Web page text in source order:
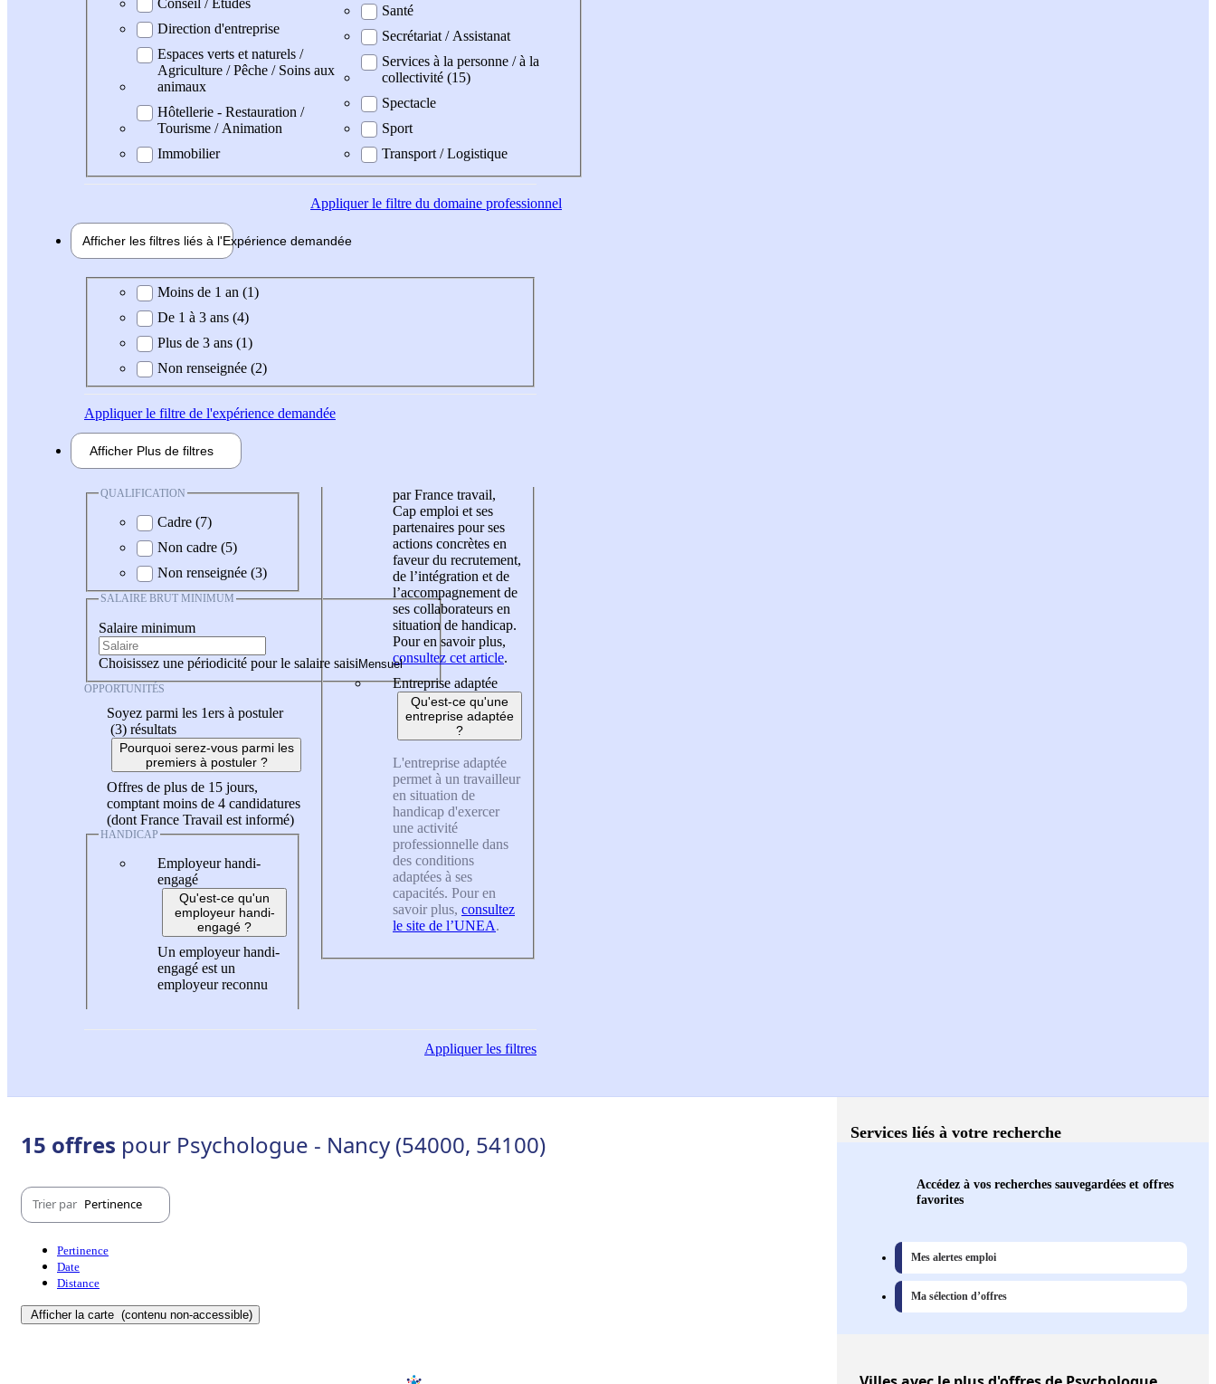
Direction d'entreprise
Espaces verts et naturels /
Agriculture / Pêche / Soins aux
animaux
Hôtellerie - Restauration /
Tourisme / Animation
Immobilier
Santé
Secrétariat / Assistanat
Services à la personne / à la
collectivité (15)
Spectacle
Sport
Transport / Logistique
Appliquerle filtre du domaine professionnel
Afficher les filtres liés à l'Expérience demandée
Expérience demandée
Moins de 1 an (1)
De 1 à 3 ans (4)
Plus de 3 ans (1)
Non renseignée (2)
Appliquerle filtre de l'expérience demandée
Afficher Plus de filtres
QUALIFICATION
Cadre (7)
Non cadre (5)
Non renseignée (3)
SALAIRE BRUT MINIMUM
Salaire minimum
Choisissez une périodicité pour le salaire saisi
OPPORTUNITÉS
Soyez parmi les 1ers à postuler
(3) résultats
Pourquoi serez-vous parmi les
premiers à postuler ?
Offres de plus de 15 jours,
comptant moins de 4 candidatures
(dont France Travail est informé)
HANDICAP
Employeur handi-
engagé
Qu'est-ce qu'un
employeur handi-
engagé ?
Un employeur handi-
engagé est un
employeur reconnu
par France travail,
Cap emploi et ses
partenaires pour ses
actions concrètes en
faveur du recrutement,
de l’intégration et de
l’accompagnement de
ses collaborateurs en
situation de handicap.
Pour en savoir plus,
consultez cet article.
Entreprise adaptée
Qu'est-ce qu'une
entreprise adaptée
?
L'entreprise adaptée
permet à un travailleur
en situation de
handicap d'exercer
une activité
professionnelle dans
des conditions
adaptées à ses
capacités. Pour en
savoir plus, consultez
le site de l’UNEA.
Appliquerles filtres
15 offres pour Psychologue - Nancy (54000, 54100)
Trier par Pertinence
Pertinence
Date
Distance
Afficher la carte (contenu non-accessible)
Services liés à votre recherche
Accédez à vos recherches sauvegardées et offres
favorites
Mes alertes emploi
Ma sélection d’offres